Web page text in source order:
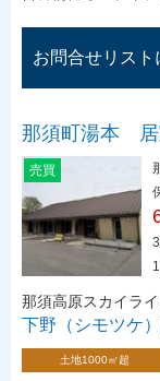
お問合せリスト
那須町湯本 居
売買
那須高原スカイラ
下野（シモツケ
土地1000㎡超